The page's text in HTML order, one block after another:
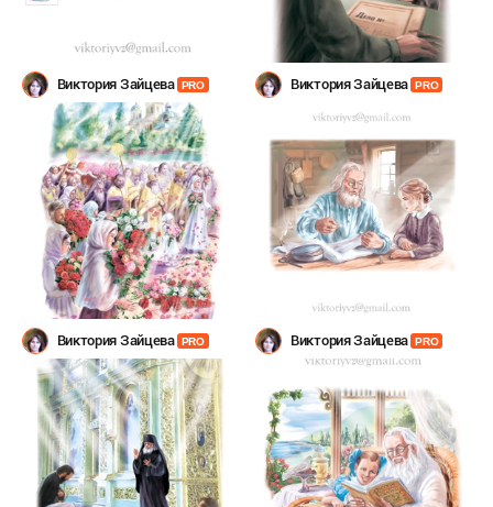
Виктория Зайцева PRO Виктория Зайцева PRO
Виктория Зайцева PRO Виктория Зайцева PRO